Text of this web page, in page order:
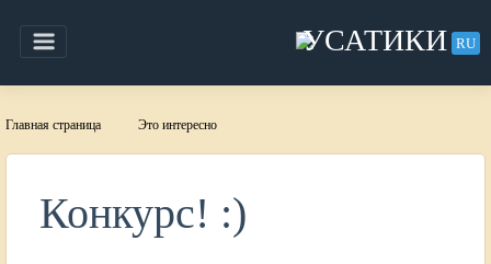
content
УСАТИКИ RU
Главная страница Это интересно
Конкурс! :)